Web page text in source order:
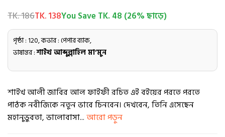
TK. 186TK. 138You Save TK. 48 (26% ছাড়ে)
পৃষ্ঠা : 120, কভার : পেপার ব্যাক,
ভাষান্তর :শাইখ আব্দুল্লাহিল মা’মুন
শাইখ আলী জাবির আল ফাইফী রচিত এই বইয়ের পরতে পরতে
পাঠক নবীজিকে নতুন ভাবে চিনবেন। দেখবেন, তিনি এসেছেন
মহানুভুবতা, ভালোবাসা...আরো পড়ুন